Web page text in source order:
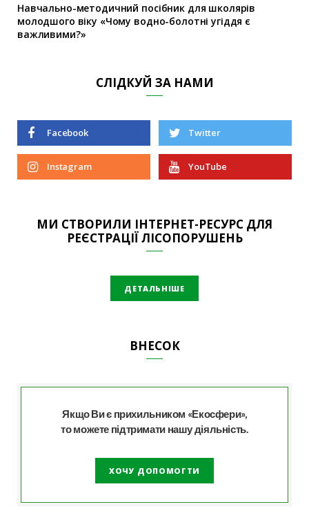
Навчально-методичний посібник для школярів
молодшого віку «Чому водно-болотні угіддя є
важливими?»
СЛІДКУЙ ЗА НАМИ
Facebook Twitter
Instagram YouTube
МИ СТВОРИЛИ ІНТЕРНЕТ-РЕСУРС ДЛЯ
РЕЄСТРАЦІЇ ЛІСОПОРУШЕНЬ
ДЕТАЛЬНІШЕ
ВНЕСОК
Якщо Ви є прихильником «Екосфери»,
то можете підтримати нашу діяльність.
ХОЧУ ДОПОМОГТИ